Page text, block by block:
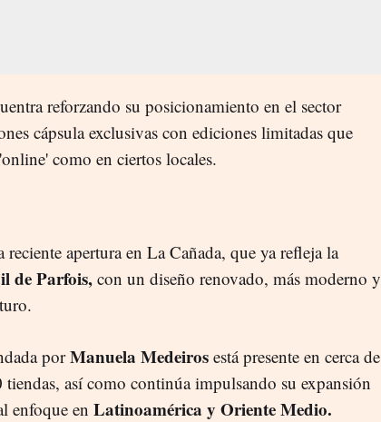
reforzando su posicionamiento en el sector
cápsula exclusivas con ediciones limitadas que
como en ciertos locales.
apertura en La Cañada, que ya refleja la
de Parfois,con un diseño renovado, más moderno y
porManuela Medeiros está presente en cerca de
tiendas, así como continúa impulsando su expansión
enfoque en Latinoamérica y Oriente Medio.